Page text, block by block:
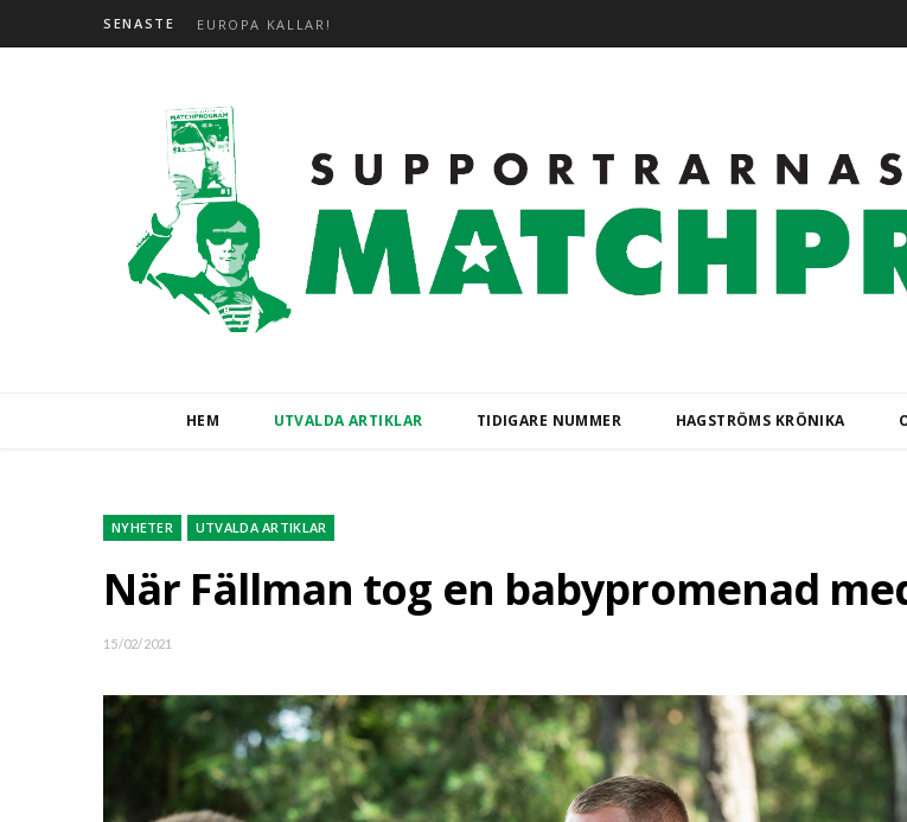
SENASTE EUROPA KALLAR!
HEM UTVALDA ARTIKLAR TIDIGARE NUMMER HAGSTRÖMS KRÖNIKA
NYHETER UTVALDA ARTIKLAR
När Fällman tog en babypromenad
15/02/2021